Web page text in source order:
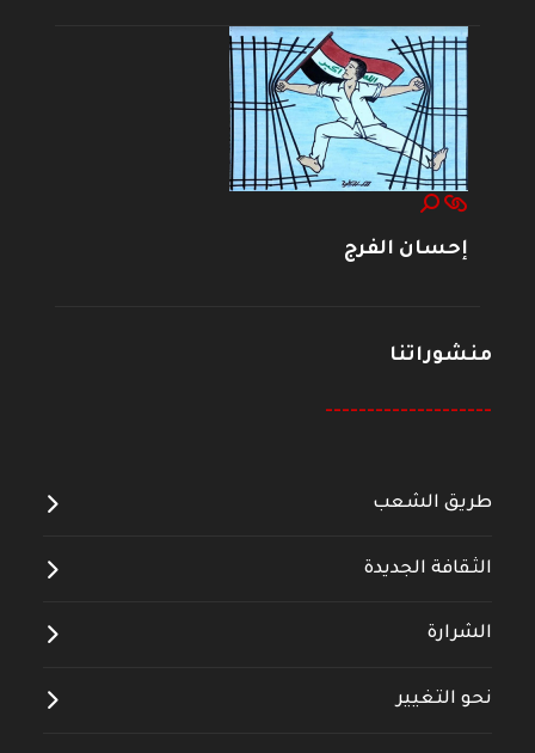
إحسان الفرج
منشوراتنا
--------------------
طريق الشعب
الثقافة الجديدة
الشرارة
نحو التغيير